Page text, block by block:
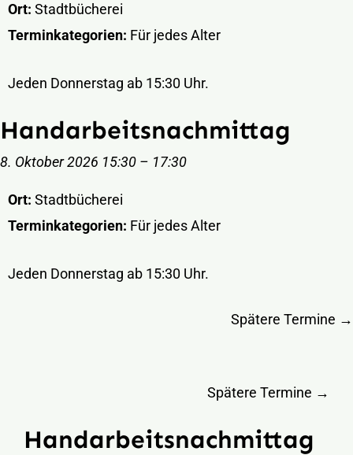
Ort: Stadtbücherei
Terminkategorien: Für jedes Alter
Jeden Donnerstag ab 15:30 Uhr.
Handarbeitsnachmittag
8. Oktober 2026 15:30 – 17:30
Ort: Stadtbücherei
Terminkategorien: Für jedes Alter
Jeden Donnerstag ab 15:30 Uhr.
Spätere Termine →
Spätere Termine →
Handarbeitsnachmittag